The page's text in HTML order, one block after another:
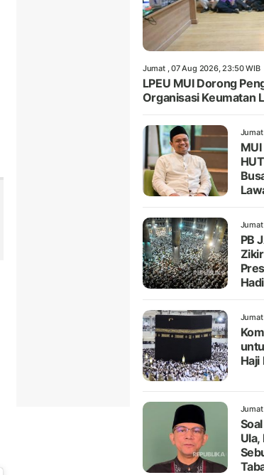
Jumat , 07 Aug 2026, 23:50 WIB
LPEU MUI Dorong
Organisasi Keumatan
Jumat
PB
Haji